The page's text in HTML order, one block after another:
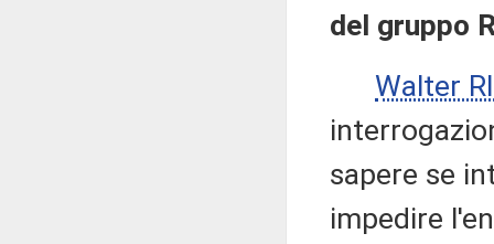
del gruppo
Walter
sapere se
impedire